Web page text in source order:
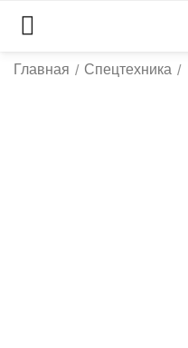
Главная / Спецтехника /